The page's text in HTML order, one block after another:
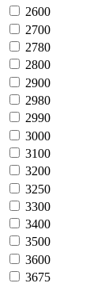
2600
2700
2780
2800
2900
2980
2990
3000
3100
3200
3250
3300
3400
3500
3600
3675